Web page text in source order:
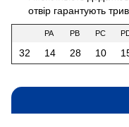
отвір гарантують
PA PB PC
32 14 28 10